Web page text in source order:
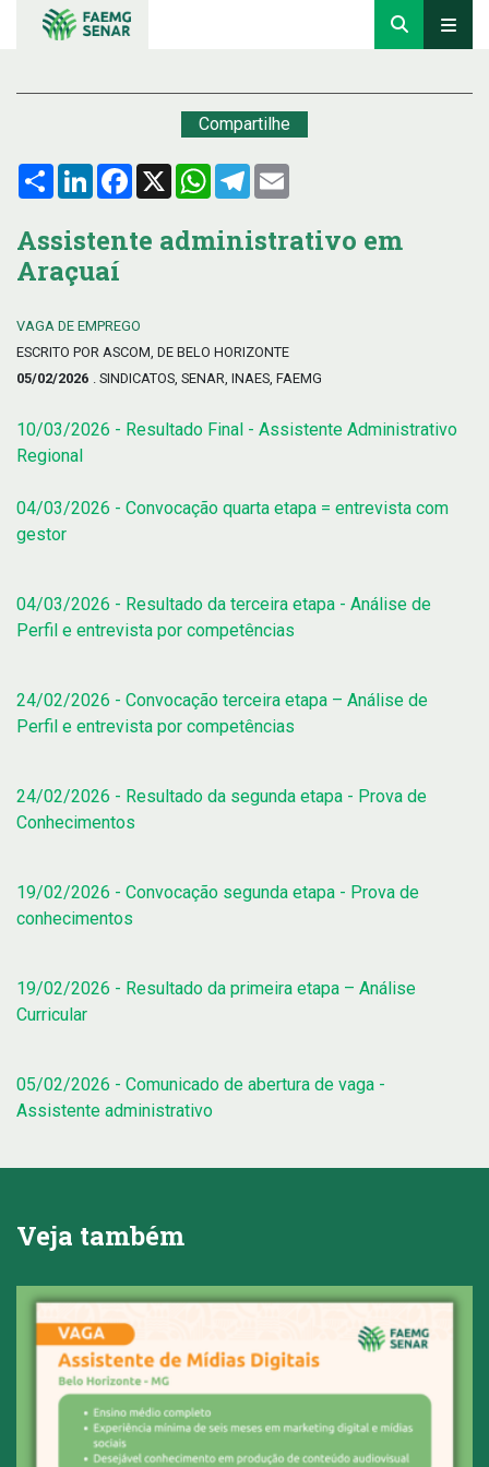
Compartilhe
Compartilhar
LinkedInFacebook
X WhatsApp
Telegram
Assistente administrativo em
Araçuaí
VAGA DE EMPREGO
ESCRITO POR ASCOM, DE BELO HORIZONTE
05/02/2026 . SINDICATOS, SENAR, INAES, FAEMG
10/03/2026 - Resultado Final - Assistente Administrativo
Regional
04/03/2026 - Convocação quarta etapa = entrevista com
gestor
04/03/2026 - Resultado da terceira etapa - Análise de
Perfil e entrevista por competências
24/02/2026 - Convocação terceira etapa – Análise de
Perfil e entrevista por competências
24/02/2026 - Resultado da segunda etapa - Prova de
Conhecimentos
19/02/2026 - Convocação segunda etapa - Prova de
conhecimentos
19/02/2026 - Resultado da primeira etapa – Análise
Curricular
05/02/2026 - Comunicado de abertura de vaga -
Assistente administrativo
Veja também